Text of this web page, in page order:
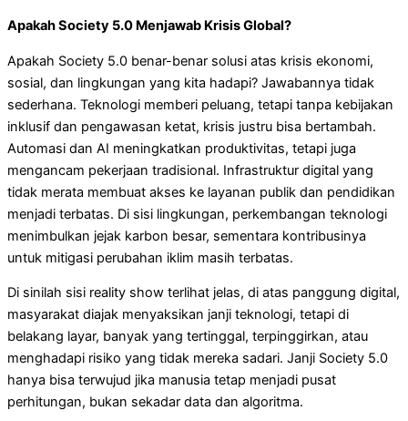
Apakah Society 5.0 Menjawab Krisis Global?
Apakah Society 5.0 benar-benar solusi atas krisis ekonomi,
sosial, dan lingkungan yang kita hadapi? Jawabannya tidak
sederhana. Teknologi memberi peluang, tetapi tanpa kebijakan
inklusif dan pengawasan ketat, krisis justru bisa bertambah.
Automasi dan AI meningkatkan produktivitas, tetapi juga
mengancam pekerjaan tradisional. Infrastruktur digital yang
tidak merata membuat akses ke layanan publik dan pendidikan
menjadi terbatas. Di sisi lingkungan, perkembangan teknologi
menimbulkan jejak karbon besar, sementara kontribusinya
untuk mitigasi perubahan iklim masih terbatas.
Di sinilah sisi reality show terlihat jelas, di atas panggung digital,
masyarakat diajak menyaksikan janji teknologi, tetapi di
belakang layar, banyak yang tertinggal, terpinggirkan, atau
menghadapi risiko yang tidak mereka sadari. Janji Society 5.0
hanya bisa terwujud jika manusia tetap menjadi pusat
perhitungan, bukan sekadar data dan algoritma.